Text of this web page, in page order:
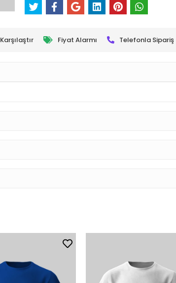
Karşılaştır Fiyat Alarmı Telefonla Sipariş